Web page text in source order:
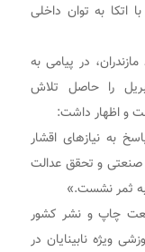
اتکا به توان داخلی
در پیامی به
را حاصل تلاش
و اظهار داشت:
به نیازهای اقشار
و تحقق عدالت
به ثمر نشست.»
چاپ و نشر کشور
ویژه نابینایان در